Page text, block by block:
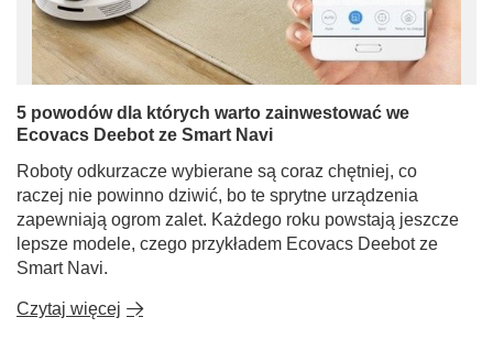
5 powodów dla których warto zainwestować we
Ecovacs Deebot ze Smart Navi
Roboty odkurzacze wybierane są coraz chętniej, co
raczej nie powinno dziwić, bo te sprytne urządzenia
zapewniają ogrom zalet. Każdego roku powstają jeszcze
lepsze modele, czego przykładem Ecovacs Deebot ze
Smart Navi.
Czytaj więcej